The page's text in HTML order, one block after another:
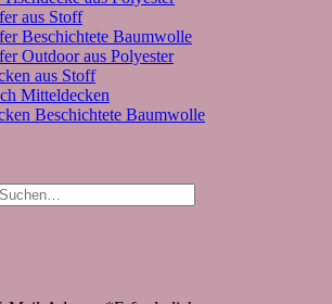
aus Stoff
Beschichtete Baumwolle
Outdoor aus Polyester
aus Stoff
Mitteldecken
Beschichtete Baumwolle